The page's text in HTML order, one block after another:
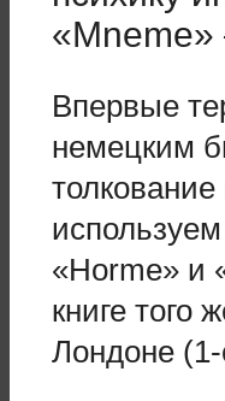
Впервые
немецким
используем
«Ноrmе» и
книге того
Лондоне